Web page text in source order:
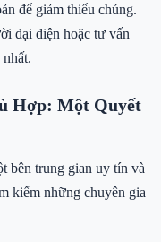
để giảm thiểu chúng.
đại diện hoặc tư vấn
Hợp: Một Quyết
bên trung gian uy tín và
kiếm những chuyên gia